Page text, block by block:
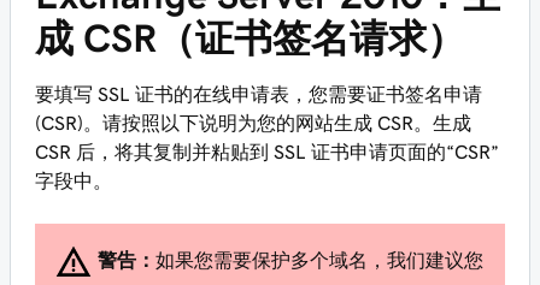
成 CSR（证书签名请求）
要填写 SSL 证书的在线申请表，您需要证书签名申请
(CSR)。请按照以下说明为您的网站生成 CSR。生成
CSR 后，将其复制并粘贴到 SSL 证书申请页面的“CSR”
字段中。
警告： 如果您需要保护多个域名，我们建议您